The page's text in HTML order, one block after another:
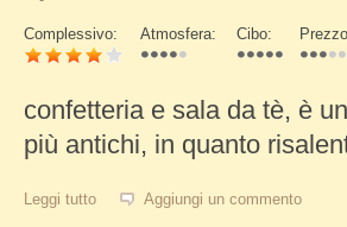
Schede Verticali
Complessivo: Atmosfera: Cibo:
confetteria e sala da tè, è
più antichi, in quanto
Leggi tutto su Al Bicerin, storico caffè e
Aggiungi un commento